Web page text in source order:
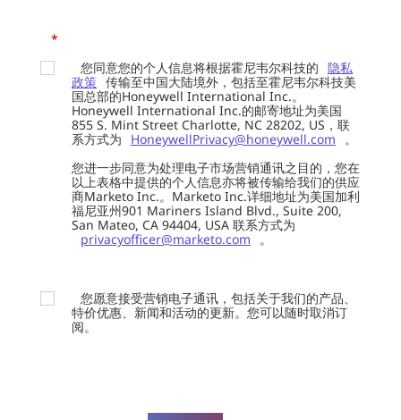
*
您同意您的个人信息将根据霍尼韦尔科技的 隐私
政策 传输至中国大陆境外，包括至霍尼韦尔科技美
国总部的Honeywell International Inc.。
Honeywell International Inc.的邮寄地址为美国
855 S. Mint Street Charlotte, NC 28202, US，联
系方式为
HoneywellPrivacy@honeywell.com
。
您进一步同意为处理电子市场营销通讯之目的，您在
以上表格中提供的个人信息亦将被传输给我们的供应
商Marketo Inc.。Marketo Inc.详细地址为美国加利
福尼亚州901 Mariners Island Blvd., Suite 200,
San Mateo, CA 94404, USA 联系方式为
privacyofficer@marketo.com
。
您愿意接受营销电子通讯，包括关于我们的产品、
特价优惠、新闻和活动的更新。您可以随时取消订
阅。